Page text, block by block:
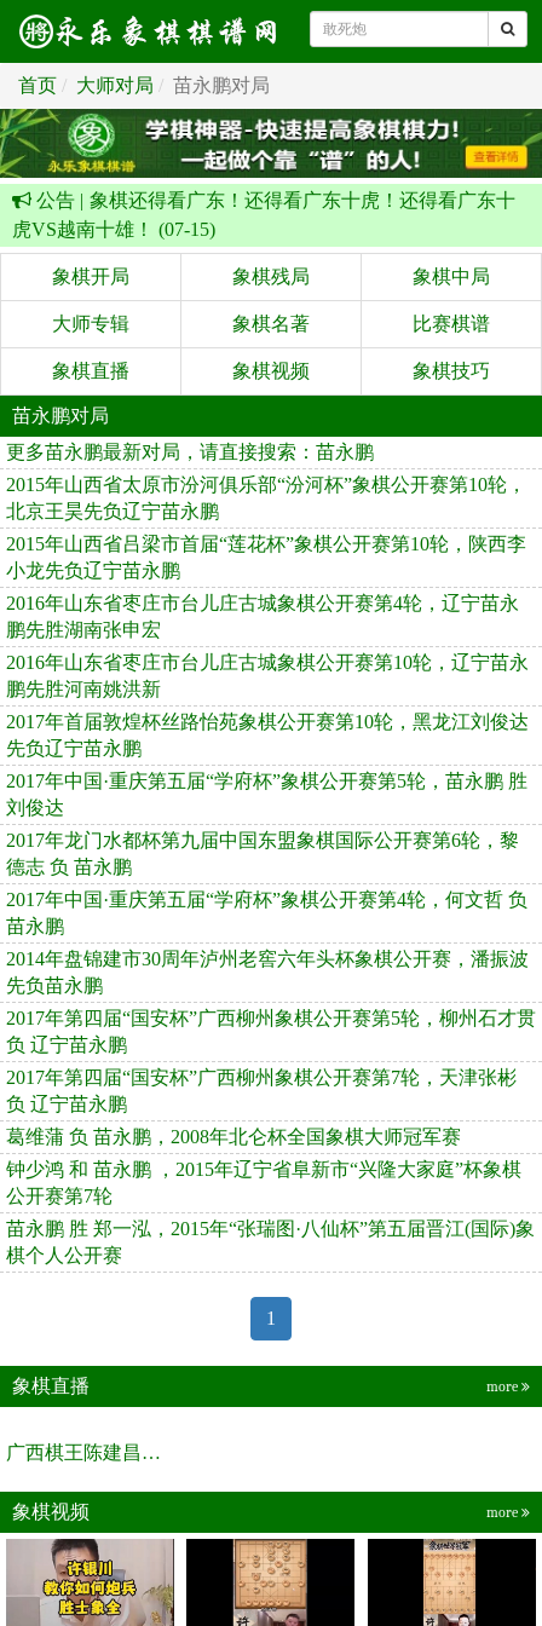
首页 大师对局 苗永鹏对局
公告 | 象棋还得看广东！还得看广东十虎！还得看广东十
虎VS越南十雄！ (07-15)
象棋开局 象棋残局 象棋中局
大师专辑 象棋名著 比赛棋谱
象棋直播 象棋视频 象棋技巧
苗永鹏对局
更多苗永鹏最新对局，请直接搜索：苗永鹏
2015年山西省太原市汾河俱乐部“汾河杯”象棋公开赛第10轮，
北京王昊先负辽宁苗永鹏
2015年山西省吕梁市首届“莲花杯”象棋公开赛第10轮，陕西李
小龙先负辽宁苗永鹏
2016年山东省枣庄市台儿庄古城象棋公开赛第4轮，辽宁苗永
鹏先胜湖南张申宏
2016年山东省枣庄市台儿庄古城象棋公开赛第10轮，辽宁苗永
鹏先胜河南姚洪新
2017年首届敦煌杯丝路怡苑象棋公开赛第10轮，黑龙江刘俊达
先负辽宁苗永鹏
2017年中国·重庆第五届“学府杯”象棋公开赛第5轮，苗永鹏 胜
刘俊达
2017年龙门水都杯第九届中国东盟象棋国际公开赛第6轮，黎
德志 负 苗永鹏
2017年中国·重庆第五届“学府杯”象棋公开赛第4轮，何文哲 负
苗永鹏
2014年盘锦建市30周年泸州老窖六年头杯象棋公开赛，潘振波
先负苗永鹏
2017年第四届“国安杯”广西柳州象棋公开赛第5轮，柳州石才贯
负 辽宁苗永鹏
2017年第四届“国安杯”广西柳州象棋公开赛第7轮，天津张彬
负 辽宁苗永鹏
葛维蒲 负 苗永鹏，2008年北仑杯全国象棋大师冠军赛
钟少鸿 和 苗永鹏 ，2015年辽宁省阜新市“兴隆大家庭”杯象棋
公开赛第7轮
苗永鹏 胜 郑一泓，2015年“张瑞图·八仙杯”第五届晋江(国际)象
棋个人公开赛
1
象棋直播 more
广西棋王陈建昌直播间
象棋视频 more